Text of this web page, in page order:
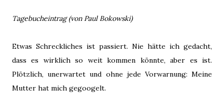
Tagebucheintrag (von Paul Bokowski)
Etwas Schreckliches ist passiert. Nie hätte ich gedacht,
dass es wirklich so weit kommen könnte, aber es ist.
Plötzlich, unerwartet und ohne jede Vorwarnung: Meine
Mutter hat mich gegoogelt.